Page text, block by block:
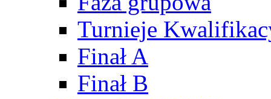
Turnieje
Finał A
Finał B